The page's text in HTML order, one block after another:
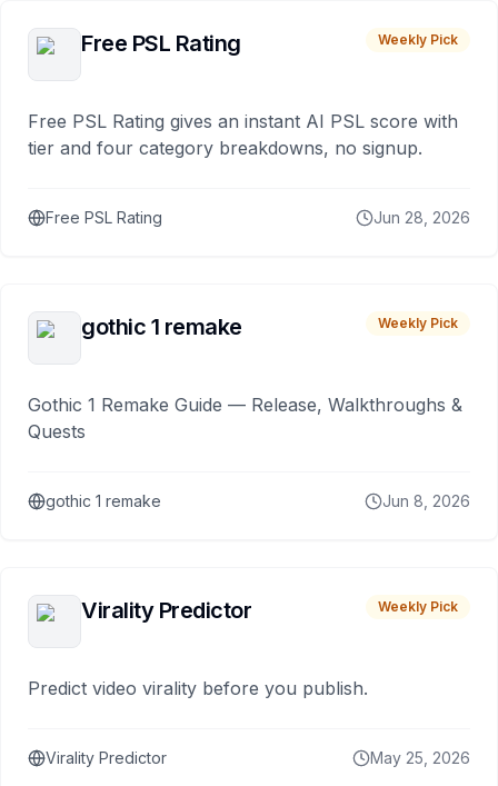
Free PSL Rating Weekly Pick
Free PSL Rating gives an instant AI PSL score with
tier and four category breakdowns, no signup.
Free PSL Rating Jun 28, 2026
gothic 1 remake Weekly Pick
Gothic 1 Remake Guide — Release, Walkthroughs &
Quests
gothic 1 remake Jun 8, 2026
Virality Predictor Weekly Pick
Predict video virality before you publish.
Virality Predictor May 25, 2026